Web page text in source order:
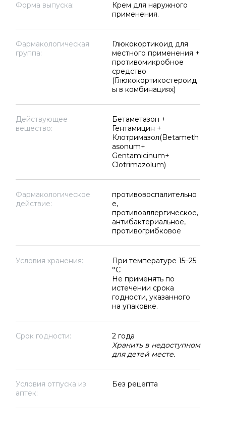
Форма выпуска:
Крем для наружного
применения.
Фармакологическая
группа:
Глюкокортикоид для
местного применения +
противомикробное
средство
(Глюкокортикостероид
ы в комбинациях)
Действующее
вещество:
Бетаметазон +
Гентамицин +
Клотримазол(Betameth
asonum+
Gentamicinum+
Clotrimazolum)
Фармакологическое
действие:
противовоспалительно
е,
противоаллергическое,
антибактериальное,
противогрибковое
Условия хранения:
При температуре 15–25
°C
Не применять по
истечении срока
годности, указанного
на упаковке.
Срок годности:
2 года
Хранить в недоступном
для детей месте.
Условия отпуска из
аптек:
Без рецепта